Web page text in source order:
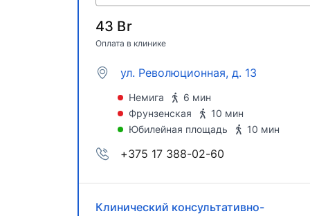
43 Br
Оплата в клинике
ул. Революционная, д. 13
Немига
6 мин
Фрунзенская
10 мин
Юбилейная площадь
10 мин
+375 17 388-02-60
Клинический консультативно-